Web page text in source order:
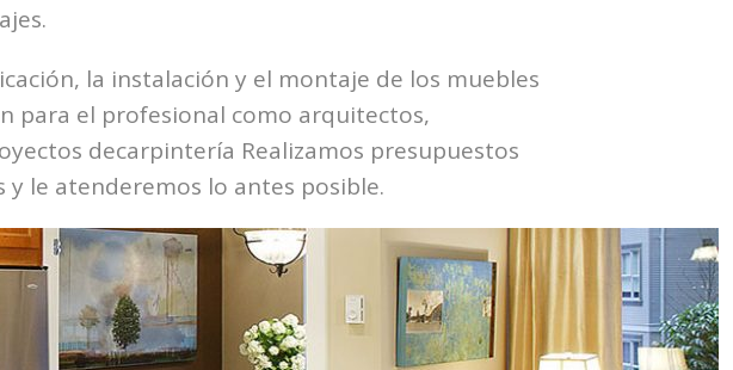
la instalación y el montaje de los muebles
para el profesional como arquitectos,
decarpintería Realizamos presupuestos
le atenderemos lo antes posible.